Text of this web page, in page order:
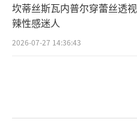
坎蒂丝斯瓦内普尔穿蕾丝透
辣性感迷人
2026-07-27 14:36:43